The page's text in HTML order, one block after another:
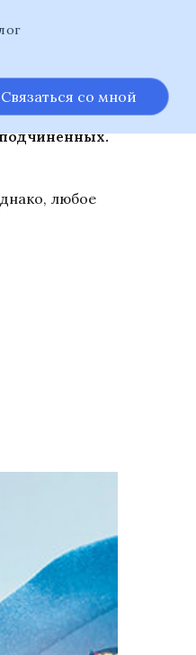
Связаться со мной
любое